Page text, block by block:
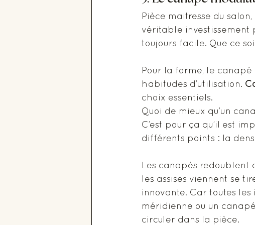
Pièce maitresse du
véritable investissement
toujours facile. Que ce
Pour la forme, le
habitudes d’utilisation.
choix essentiels.
Quoi de mieux qu’un
C’est pour ça qu’il est
différents points : la
Les canapés redoublent
les assises viennent se
innovante. Car toutes
méridienne ou un
circuler dans la pièce.